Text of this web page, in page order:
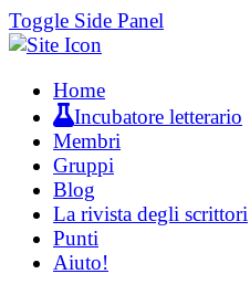
Toggle Side Panel
Home
Incubatore letterario
Membri
Gruppi
Blog
La rivista degli scrittori
Punti
Aiuto!